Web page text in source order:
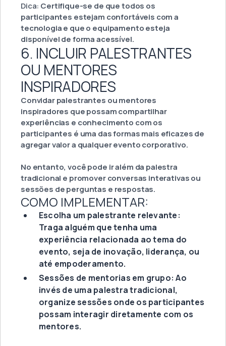
Dica: Certifique-se de que todos os
participantes estejam confortáveis com a
tecnologia e que o equipamento esteja
disponível de forma acessível.
6. INCLUIR PALESTRANTES
OU MENTORES
INSPIRADORES
Convidar palestrantes ou mentores
inspiradores que possam compartilhar
experiências e conhecimento com os
participantes é uma das formas mais eficazes de
agregar valor a qualquer evento corporativo.
No entanto, você pode ir além da palestra
tradicional e promover conversas interativas ou
sessões de perguntas e respostas.
COMO IMPLEMENTAR:
Escolha um palestrante relevante:
Traga alguém que tenha uma
experiência relacionada ao tema do
evento, seja de inovação, liderança, ou
até empoderamento.
Sessões de mentorias em grupo: Ao
invés de uma palestra tradicional,
organize sessões onde os participantes
possam interagir diretamente com os
mentores.